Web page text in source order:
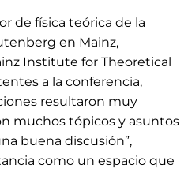
de física teórica de la
en Mainz,
Institute for Theoretical
a la conferencia,
resultaron muy
muchos tópicos y asuntos
buena discusión”,
como un espacio que